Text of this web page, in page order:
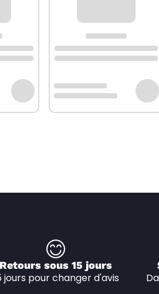
Retours sous 15 jours
jours pour changer d'avis